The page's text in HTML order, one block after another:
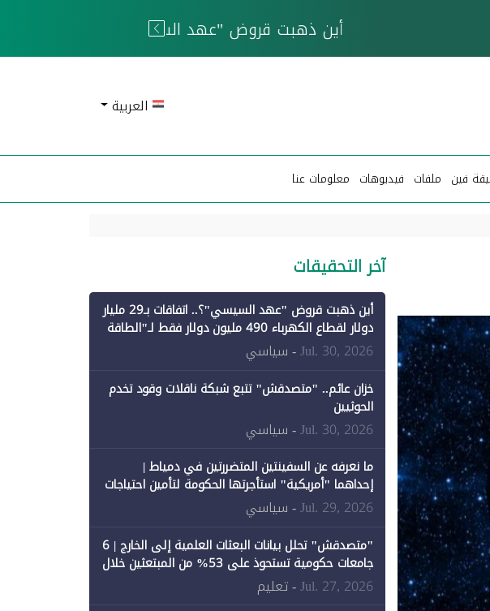
وقود تخدم الحوثيين
العربية
فين ملفات فيديوهات معلومات عنا
آخر التحقيقات
أين ذهبت قروض "عهد السيسي"؟.. اتفاقات بـ29 مليار
دولار لقطاع الكهرباء 490 مليون دولار فقط لـ"الطاقة
المتجددة" (1)
Jul. 30, 2026- سياسي
خزان عائم.. "متصدقش" تتبع شبكة ناقلات وقود تخدم
الحوثيين
Jul. 30, 2026- سياسي
ما نعرفه عن السفينتين المتضررتين في دمياط |
إحداهما "أمريكية" استأجرتها الحكومة لتأمين احتياجات
الطاقة
Jul. 29, 2026- سياسي
"متصدقش" تحلل بيانات البعثات العلمية إلى الخارج | 6
جامعات حكومية تستحوذ على 53% من المبتعثين خلال
12 عامًا و6 جامعات كان نصيبها 1% فقط
Jul. 27, 2026- تعليم